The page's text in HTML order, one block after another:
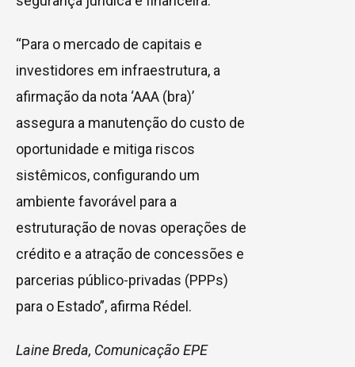
“Para o mercado de capitais e
investidores em infraestrutura, a
afirmação da nota ‘AAA (bra)’
assegura a manutenção do custo de
oportunidade e mitiga riscos
sistêmicos, configurando um
ambiente favorável para a
estruturação de novas operações de
crédito e a atração de concessões e
parcerias público-privadas (PPPs)
para o Estado”, afirma Rédel.
Laine Breda, Comunicação EPE